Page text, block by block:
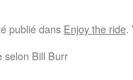
publié dans Enjoy the ride.
selon Bill Burr